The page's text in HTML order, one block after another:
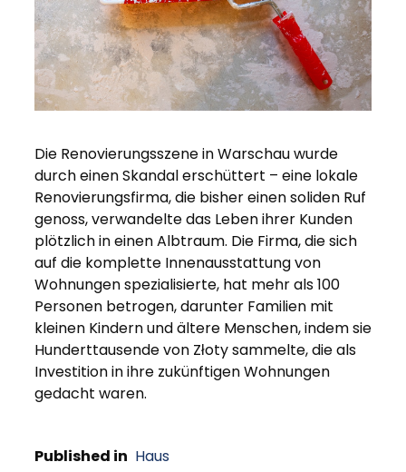
Die Renovierungsszene in Warschau wurde
durch einen Skandal erschüttert – eine lokale
Renovierungsfirma, die bisher einen soliden Ruf
genoss, verwandelte das Leben ihrer Kunden
plötzlich in einen Albtraum. Die Firma, die sich
auf die komplette Innenausstattung von
Wohnungen spezialisierte, hat mehr als 100
Personen betrogen, darunter Familien mit
kleinen Kindern und ältere Menschen, indem sie
Hunderttausende von Złoty sammelte, die als
Investition in ihre zukünftigen Wohnungen
gedacht waren.
Published in Haus